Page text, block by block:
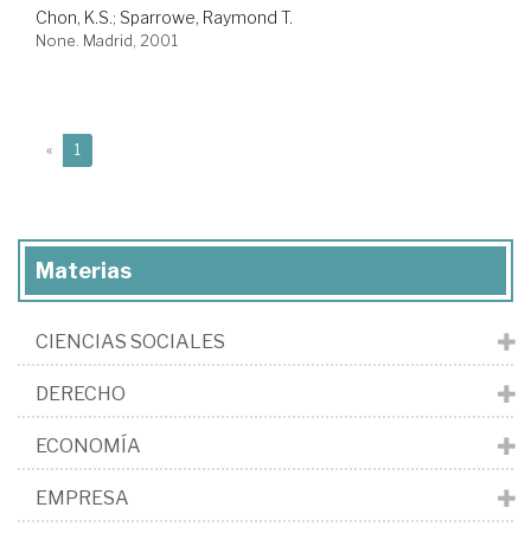
Chon, K.S.; Sparrowe, Raymond T.
None. Madrid, 2001
« 1
Materias
CIENCIAS SOCIALES
DERECHO
ECONOMÍA
EMPRESA